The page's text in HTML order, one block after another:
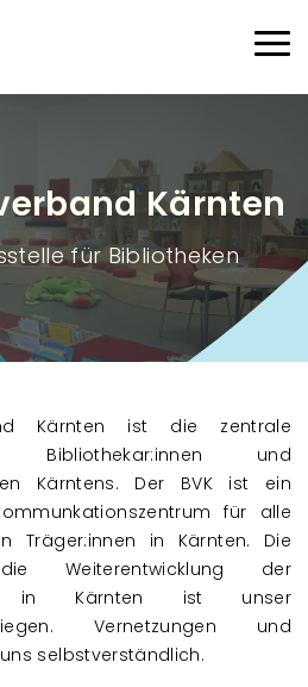
Kärnten
für Bibliotheken
Kärnten ist die zentrale
Bibliothekar:innen und
Kärntens. Der BVK ist ein
für alle
Träger:innen in Kärnten. Die
Weiterentwicklung der
in Kärnten ist unser
Vernetzungen und
selbstverständlich.